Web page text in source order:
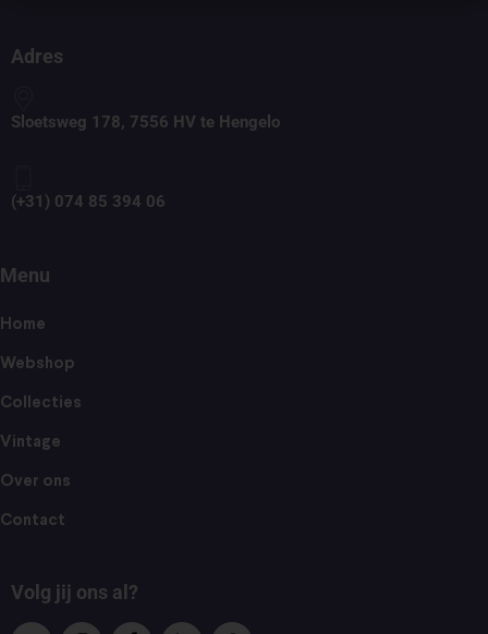
Adres
Sloetsweg 178, 7556 HV te Hengelo
(+31) 074 85 394 06
Menu
Home
Webshop
Collecties
Vintage
Over ons
Contact
Volg jij ons al?